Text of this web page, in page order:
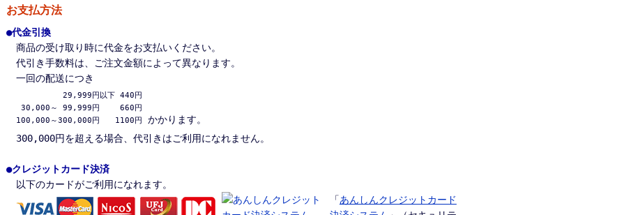
お支払方法
●代金引換
商品の受け取り時に代金をお支払いください。
代引き手数料は、ご注文金額によって異なります。
一回の配送につき
29,999円以下 440円
30,000～ 99,999円　　 660円
100,000～300,000円　　1100円
かかります。
300,000円を超える場合、代引きはご利用になれません。
●クレジットカード決済
以下のカードがご利用になれます。
「あんしんクレジットカード